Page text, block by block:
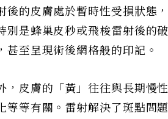
後的皮膚處於暫時性受損狀態
別是蜂巢皮秒或飛梭雷射後的
甚至呈現術後網格般的印記。
，皮膚的「黃」往往與長期慢
等等有關。雷射解決了斑點問